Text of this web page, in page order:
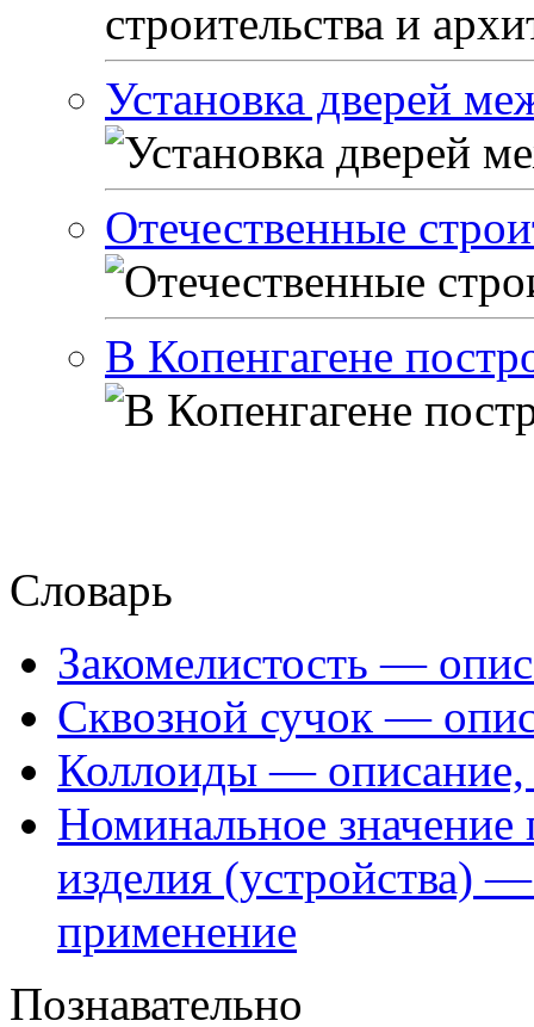
Установка дверей
Отечественные
В Копенгагене
Словарь
Закомелистость —
Сквозной сучок —
Коллоиды — описание,
Номинальное значение
изделия (устройства)
применение
Познавательно